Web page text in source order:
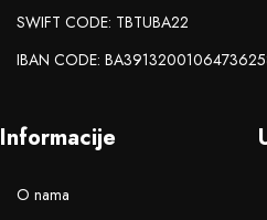
SWIFT CODE: TBTUBA22
IBAN CODE:
Informacije
O nama